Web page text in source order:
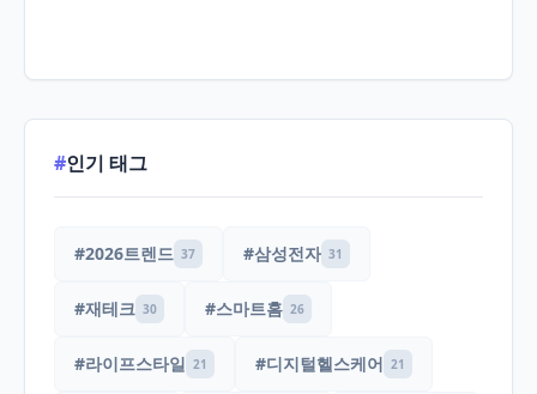
#인기 태그
#2026트렌드 37 #삼성전자 31
#재테크 30 #스마트홈 26
#라이프스타일 21 #디지털헬스케어 21